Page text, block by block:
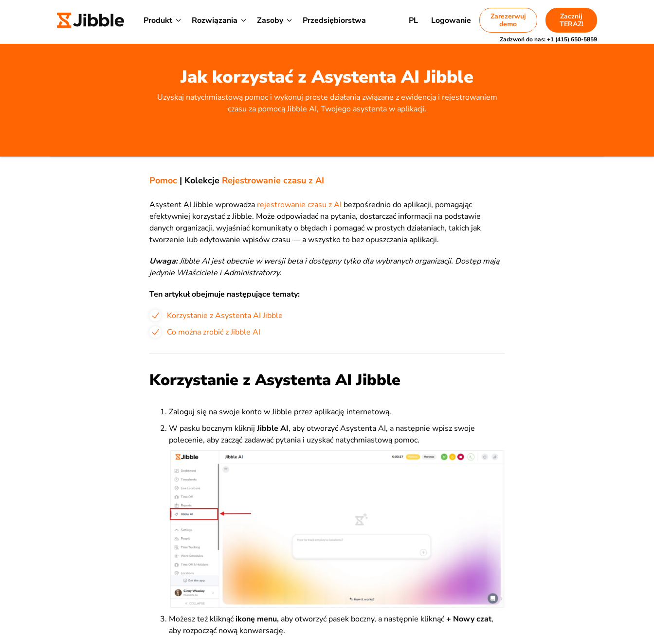
Produkt Rozwiązania Zasoby Przedsiębiorstwa PL Logowanie
Zarezerwuj
demo
Zacznij
TERAZ!
Zadzwoń do nas:+1 (415) 650-5859
Jak korzystać z Asystenta AI Jibble
Uzyskaj natychmiastową pomoc i wykonuj proste działania związane z ewidencją i rejestrowaniem
czasu za pomocą Jibble AI, Twojego asystenta w aplikacji.
Pomoc | Kolekcje Rejestrowanie czasu z AI
Asystent AI Jibble wprowadza rejestrowanie czasu z AI bezpośrednio do aplikacji, pomagając
efektywniej korzystać z Jibble. Może odpowiadać na pytania, dostarczać informacji na podstawie
danych organizacji, wyjaśniać komunikaty o błędach i pomagać w prostych działaniach, takich jak
tworzenie lub edytowanie wpisów czasu — a wszystko to bez opuszczania aplikacji.
Uwaga:Jibble AI jest obecnie w wersji beta i dostępny tylko dla wybranych organizacji. Dostęp mają
jedynie Właściciele i Administratorzy.
Ten artykuł obejmuje następujące tematy:
Korzystanie z Asystenta AI Jibble
Co można zrobić z Jibble AI
Korzystanie z Asystenta AI Jibble
Zaloguj się na swoje konto w Jibble przez aplikację internetową.
W pasku bocznym kliknij Jibble AI, aby otworzyć Asystenta AI, a następnie wpisz swoje
polecenie, aby zacząć zadawać pytania i uzyskać natychmiastową pomoc.
Możesz też kliknąćikonę menu,aby otworzyć pasek boczny, a następnie kliknąć+ Nowy czat,
aby rozpocząć nową konwersację.